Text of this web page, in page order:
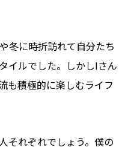
冬に時折訪れて自分たち
イルでした。しかしIさん
も積極的に楽しむライフ
それぞれでしょう。僕の